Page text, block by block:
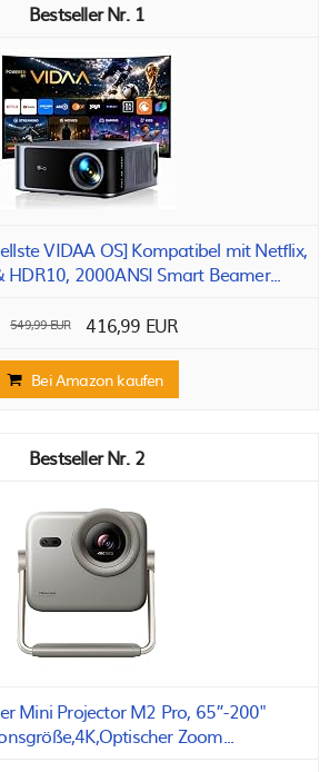
1
VIDAA OS] Kompatibel mit Netflix,
2000ANSI Smart Beamer...
549,99 EUR 416,99 EUR
Bei Amazon kaufen
2
Mini Projector M2 Pro, 65”-200"
Zoom...